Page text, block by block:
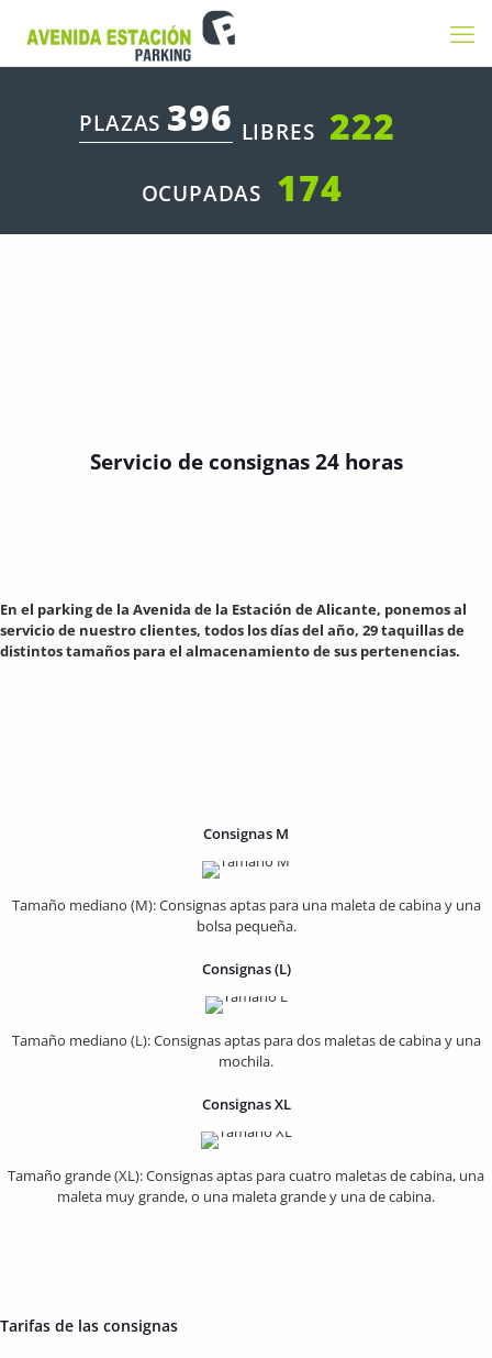
PLAZAS 396 LIBRES 222
OCUPADAS 174
Servicio de consignas 24 horas
En el parking de la Avenida de la Estación de Alicante, ponemos al
servicio de nuestro clientes, todos los días del año, 29 taquillas de
distintos tamaños para el almacenamiento de sus pertenencias.
Consignas M
Tamaño mediano (M): Consignas aptas para una maleta de cabina y una
bolsa pequeña.
Consignas (L)
Tamaño mediano (L): Consignas aptas para dos maletas de cabina y una
mochila.
Consignas XL
Tamaño grande (XL): Consignas aptas para cuatro maletas de cabina, una
maleta muy grande, o una maleta grande y una de cabina.
Tarifas de las consignas